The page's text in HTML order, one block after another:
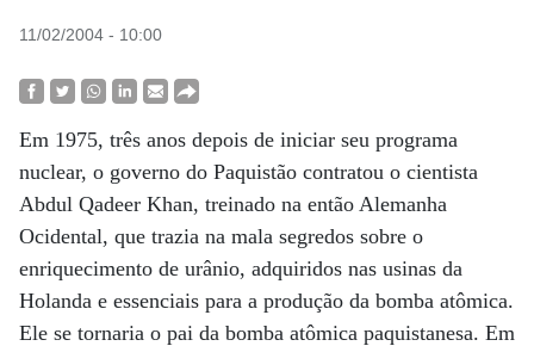
11/02/2004 - 10:00
Em 1975, três anos depois de iniciar seu programa
nuclear, o governo do Paquistão contratou o cientista
Abdul Qadeer Khan, treinado na então Alemanha
Ocidental, que trazia na mala segredos sobre o
enriquecimento de urânio, adquiridos nas usinas da
Holanda e essenciais para a produção da bomba atômica.
Ele se tornaria o pai da bomba atômica paquistanesa. Em